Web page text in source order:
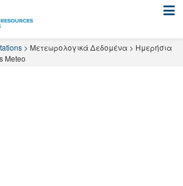
> Μετεωρολογικά Δεδομένα > Ημερήσια
Meteo